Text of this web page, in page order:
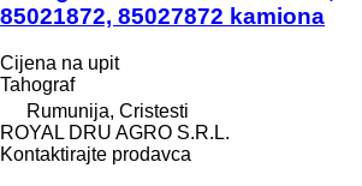
85021872, 85027872 kamiona
Cijena na upit
Tahograf
Rumunija, Cristesti
ROYAL DRU AGRO S.R.L.
Kontaktirajte prodavca